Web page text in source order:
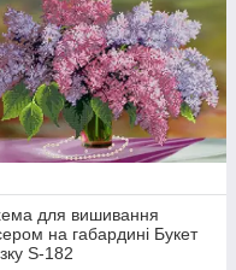
для вишивання
на габардині Букет
S-182